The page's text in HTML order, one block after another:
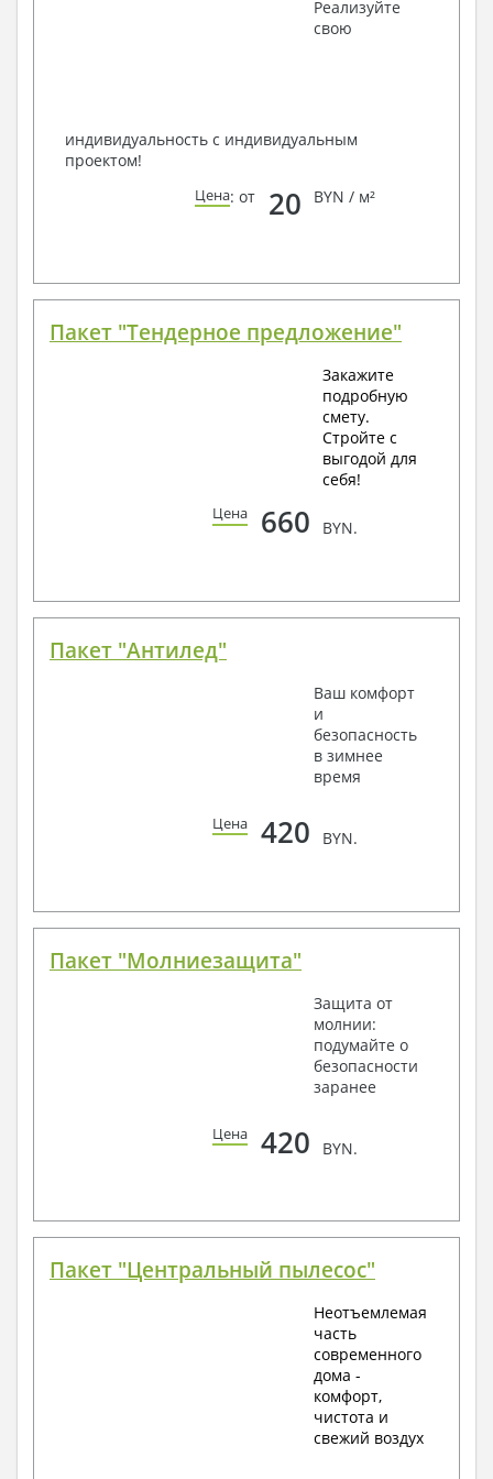
наших специалистов, Вы можете любым
Реализуйте
свою
индивидуальность с индивидуальным
проектом!
Цена: от 20 BYN / м²
Пакет "Тендерное предложение"
Закажите
подробную
смету.
Стройте с
выгодой для
себя!
Цена 660 BYN.
Пакет "Антилед"
Ваш комфорт
и
безопасность
в зимнее
время
Цена 420 BYN.
Пакет "Молниезащита"
Защита от
молнии:
подумайте о
безопасности
заранее
Цена 420 BYN.
Пакет "Центральный пылесос"
Неотъемлемая
часть
современного
дома -
комфорт,
чистота и
свежий воздух